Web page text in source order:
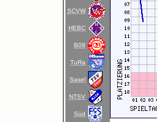
SCVW
HEBC
B08
TuRa
Sasel
NTSV
Süd